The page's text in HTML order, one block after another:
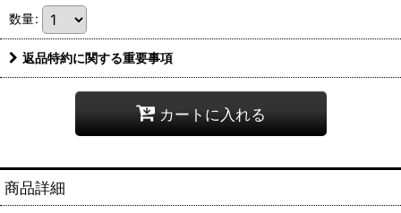
数量:
返品特約に関する重要事項
カートに入れる
商品詳細